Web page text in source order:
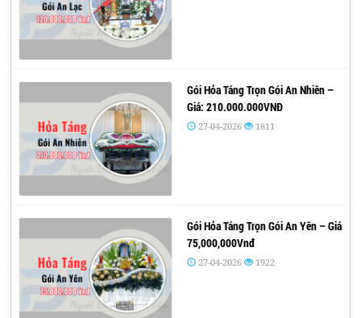
Gói Hỏa Táng Trọn Gói An Nhiên –
Giá: 210.000.000VNĐ
27-04-2026 1811
Gói Hỏa Táng Trọn Gói An Yên – Giá
75,000,000Vnđ
27-04-2026 1922